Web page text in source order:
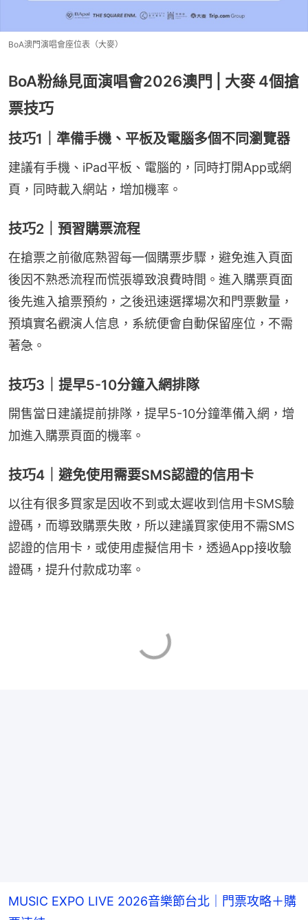
BoA澳門演唱會座位表（大麥）
BoA粉絲見面演唱會2026澳門 | 大麥 4個搶
票技巧
技巧1｜準備手機、平板及電腦多個不同瀏覽器
建議有手機、iPad平板、電腦的，同時打開App或網
頁，同時載入網站，增加機率。
技巧2｜預習購票流程
在搶票之前徹底熟習每一個購票步驟，避免進入頁面
後因不熟悉流程而慌張導致浪費時間。進入購票頁面
後先進入搶票預約，之後迅速選擇場次和門票數量，
預填實名觀演人信息，系統便會自動保留座位，不需
著急。
技巧3｜提早5-10分鐘入網排隊
開售當日建議提前排隊，提早5-10分鐘準備入網，增
加進入購票頁面的機率。
技巧4｜避免使用需要SMS認證的信用卡
以往有很多買家是因收不到或太遲收到信用卡SMS驗
證碼，而導致購票失敗，所以建議買家使用不需SMS
認證的信用卡，或使用虛擬信用卡，透過App接收驗
證碼，提升付款成功率。
MUSIC EXPO LIVE 2026音樂節台北｜門票攻略＋購